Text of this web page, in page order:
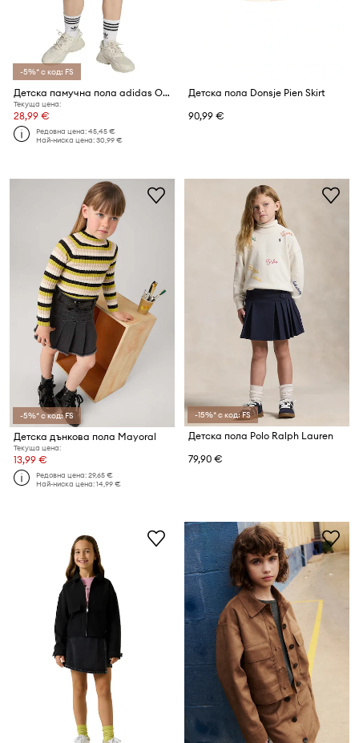
-5%* с код: FS
Детска памучна пола adidas Originals
Текуща цена:
28,99 €
Редовна цена:45,45 €
Най-ниска цена:30,99 €
Детска пола Donsje Pien Skirt
90,99 €
-5%* с код: FS
Детска дънкова пола Mayoral
Текуща цена:
13,99 €
Редовна цена:29,65 €
Най-ниска цена:14,99 €
-15%* с код: FS
Детска пола Polo Ralph Lauren
79,90 €